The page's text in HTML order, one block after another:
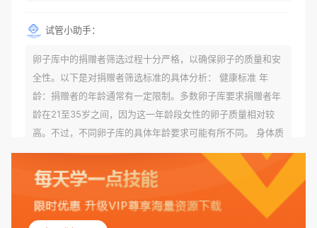
试管小助手：
卵子库中的捐赠者筛选过程十分严格，以确保卵子的质量和安
全性。以下是对捐赠者筛选标准的具体分析： 健康标准 年
龄：捐赠者的年龄通常有一定限制。多数卵子库要求捐赠者年
龄在21至35岁之间，因为这一年龄段女性的卵子质量相对较
高。不过，不同卵子库的具体年龄要求可能有所不同。 身体质
量指数（BMI）：捐赠者的BMI通常需要在正常范围内，以确
保其身体健康状况良好。过高的BMI可能与多种健康问题相关
联，包括不孕症和妊娠并发症。 生殖健康：捐赠者需要有规律
的月经期，无生殖障碍或异常问题。此外，还需要进行详细的
妇科检查，以确保其生殖系统的健康。 遗传病史与家族病史：